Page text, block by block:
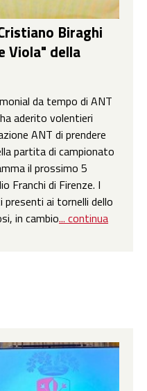
Biraghi
Viola" della
da tempo di ANT
aderito volentieri
ANT di prendere
partita di campionato
il prossimo 5
Franchi di Firenze. I
ai tornelli dello
in cambio... continua